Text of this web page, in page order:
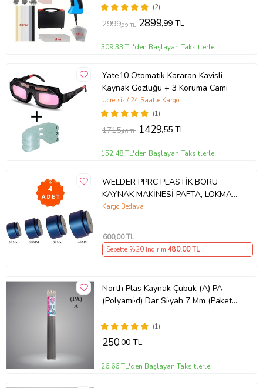
(2)
2999,99 TL 2899,99 TL
309,33 TL'den Başlayan Taksitlerle
Yate10 Otomatik Kararan Kavisli
Kaynak Gözlüğü + 3 Koruma Camı
(1)
Ücretsiz / 24 Saatte Kargo
1715,46 TL 1429,55 TL
152,48 TL'den Başlayan Taksitlerle
WELDER PPRC PLASTİK BORU
KAYNAK MAKİNESİ PAFTA, LOKMA
TAKIMI (MAVİ TEFLON)
Kargo Bedava
600,00 TL
Sepette %20 İndirim 480,00 TL
North Plas Kaynak Çubuk (A) PA
(Polyami·d) Dar Si·yah 7 Mm (Paket
(1)
250,00 TL
26,66 TL'den Başlayan Taksitlerle